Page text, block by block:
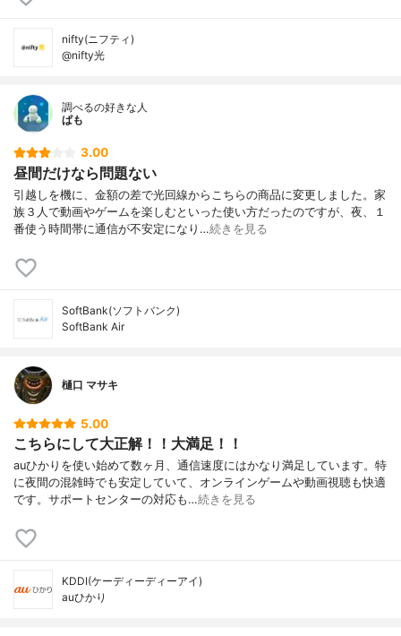
nifty(ニフティ)
@nifty光
調べるの好きな人
ぱも
3.00
昼間だけなら問題ない
引越しを機に、金額の差で光回線からこちらの商品に変更しました。家
族３人で動画やゲームを楽しむといった使い方だったのですが、夜、１
番使う時間帯に通信が不安定になり…続きを見る
SoftBank(ソフトバンク)
SoftBank Air
樋口 マサキ
5.00
こちらにして大正解！！大満足！！
auひかりを使い始めて数ヶ月、通信速度にはかなり満足しています。特
に夜間の混雑時でも安定していて、オンラインゲームや動画視聴も快適
です。サポートセンターの対応も…続きを見る
KDDI(ケーディーディーアイ)
auひかり